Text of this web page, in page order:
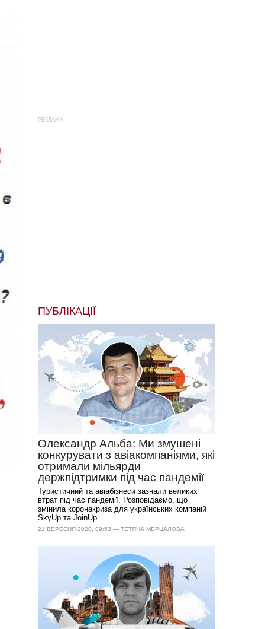
РЕКЛАМА:
ПУБЛІКАЦІЇ
Олександр Альба: Ми змушені
конкурувати з авіакомпаніями, які
отримали мільярди
держпідтримки під час пандемії
Туристичний та авіабізнеси зазнали великих
втрат під час пандемії. Розповідаємо, що
змінила коронакриза для українських компаній
SkyUp та JoinUp.
21 ВЕРЕСНЯ 2020, 09:53 — ТЕТЯНА МЕРЦАЛОВА